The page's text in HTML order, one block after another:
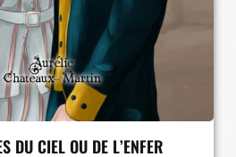
DU CIEL OU DE L’ENFER